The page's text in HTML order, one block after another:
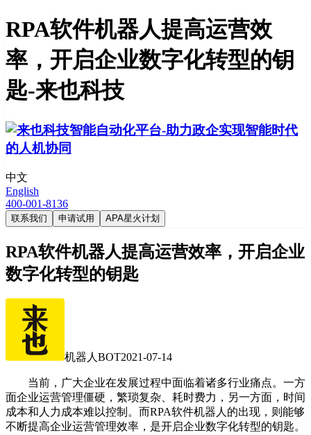
RPA软件机器人提高运营效
率，开启企业数字化转型的钥
匙-来也科技
中文
English
400-001-8136
联系我们 申请试用 APA星火计划
RPA软件机器人提高运营效率，开启企业
数字化转型的钥匙
机器人BOT2021-07-14
当前，广大企业在发展过程中面临着诸多行业痛点。一方
面企业运营管理僵硬，繁琐复杂、耗时费力，另一方面，时间
成本和人力成本难以控制。而RPA软件机器人的出现，则能够
不断提高企业运营管理效率，是开启企业数字化转型的钥匙。